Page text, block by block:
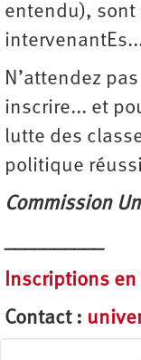
entendu), sont
N’attendez
inscrire... et
lutte des
politique
Commission
__________
Inscriptions
Contact :